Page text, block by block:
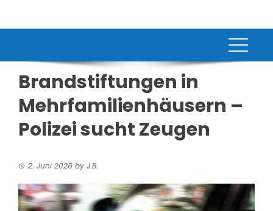
Brandstiftungen in
Mehrfamilienhäusern –
Polizei sucht Zeugen
2. Juni 2026 by J.B.